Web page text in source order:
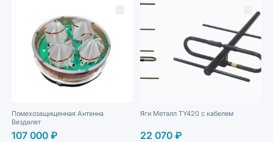
Помехозащищенная Антенна
Везделет
107 000 ₽
Яги Металл TY420 с кабелем
22 070 ₽